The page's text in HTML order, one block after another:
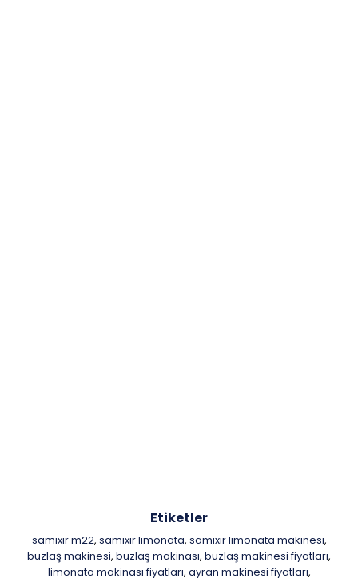
Etiketler
samixir m22, samixir limonata, samixir limonata makinesi,
buzlaş makinesi, buzlaş makinası, buzlaş makinesi fiyatları,
limonata makinası fiyatları, ayran makinesi fiyatları,